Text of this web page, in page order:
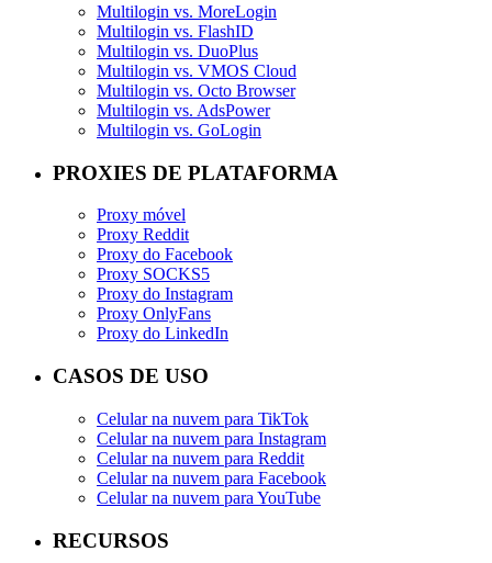
Multilogin vs. MoreLogin
Multilogin vs. FlashID
Multilogin vs. DuoPlus
Multilogin vs. VMOS Cloud
Multilogin vs. Octo Browser
Multilogin vs. AdsPower
Multilogin vs. GoLogin
PROXIES DE PLATAFORMA
Proxy móvel
Proxy Reddit
Proxy do Facebook
Proxy SOCKS5
Proxy do Instagram
Proxy OnlyFans
Proxy do LinkedIn
CASOS DE USO
Celular na nuvem para TikTok
Celular na nuvem para Instagram
Celular na nuvem para Reddit
Celular na nuvem para Facebook
Celular na nuvem para YouTube
RECURSOS